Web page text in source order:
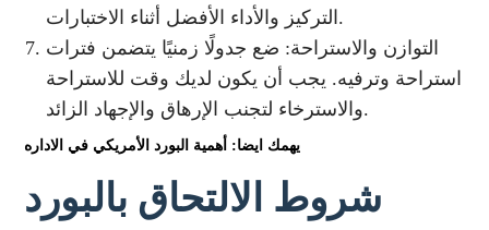
التركيز والأداء الأفضل أثناء الاختبارات.
التوازن والاستراحة: ضع جدولًا زمنيًا يتضمن فترات
استراحة وترفيه. يجب أن يكون لديك وقت للاستراحة
والاسترخاء لتجنب الإرهاق والإجهاد الزائد.
يهمك ايضا: أهمية البورد الأمريكي في الاداره
شروط الالتحاق بالبورد